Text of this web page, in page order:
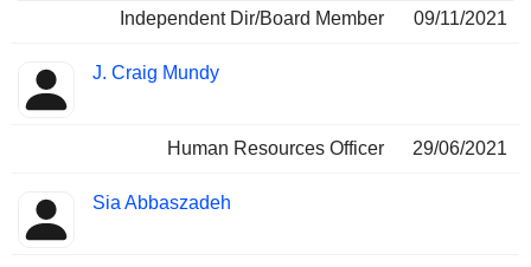
Independent Dir/Board Member
09/11/2021
J. Craig Mundy
Human Resources Officer 29/06/2021
Sia Abbaszadeh